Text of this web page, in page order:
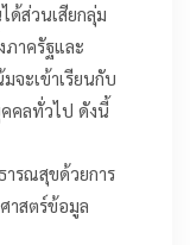
ด้ส่วนเสียกลุ่ม
าครัฐและ
จะเข้าเรียนกับ
คลทั่วไป ดังนี้
รณสุขด้วยการ
าสตร์ข้อมูล